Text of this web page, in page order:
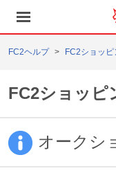
FC2ヘルプ FC2ショッピ
FC2ショッピ
オークシ